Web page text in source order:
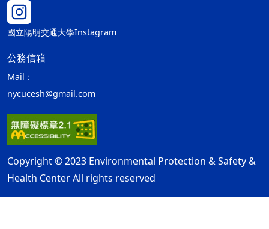
國立陽明交通大學Instagram
公務信箱
Mail：
nycucesh@gmail.com
Copyright © 2023 Environmental Protection & Safety &
Health Center All rights reserved